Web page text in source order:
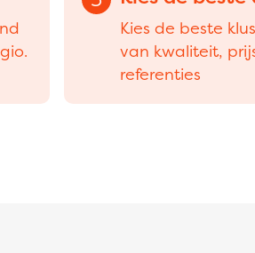
Kies de beste
van kwaliteit,
referenties